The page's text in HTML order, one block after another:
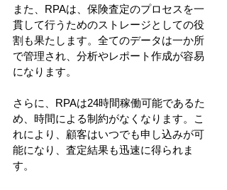
また、RPAは、保険査定のプロセスを一
貫して行うためのストレージとしての役
割も果たします。全てのデータは一か所
で管理され、分析やレポート作成が容易
になります。
さらに、RPAは24時間稼働可能であるた
め、時間による制約がなくなります。こ
れにより、顧客はいつでも申し込みが可
能になり、査定結果も迅速に得られま
す。